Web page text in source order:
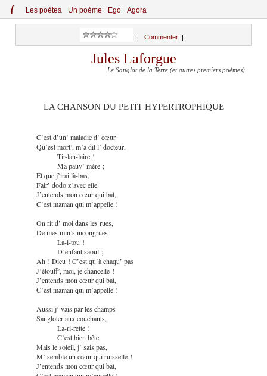
{ Les poètes Un poème Ego Agora
Commenter
Jules Laforgue
Le Sanglot de la Terre (et autres premiers poèmes)
LA CHANSON DU PETIT HYPERTROPHIQUE
C’est d’un’ maladie d’ cœur
Qu’est mort’, m’a dit l’ docteur,
Tir-lan-laire !
Ma pauv’ mère ;
Et que j’irai là-bas,
Fair’ dodo z’avec elle.
J’entends mon cœur qui bat,
C’est maman qui m’appelle !
On rit d’ moi dans les rues,
De mes min’s incongrues
La-i-tou !
D’enfant saoul ;
Ah ! Dieu ! C’est qu’à chaqu’ pas
J’étouff’, moi, je chancelle !
J’entends mon cœur qui bat,
C’est maman qui m’appelle !
Aussi j’ vais par les champs
Sangloter aux couchants,
La-ri-rette !
C’est bien bête.
Mais le soleil, j’ sais pas,
M’ semble un cœur qui ruisselle !
J’entends mon cœur qui bat,